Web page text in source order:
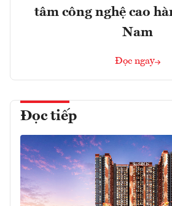
tâm công nghệ cao
Nam
Đọc ngay
Đọc tiếp